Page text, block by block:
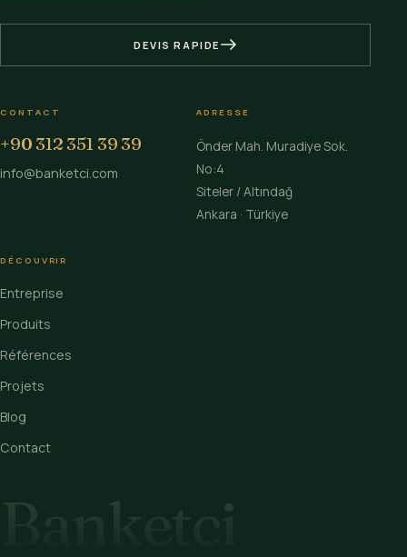
DEVIS RAPIDE
CONTACT
+90 312 351 39 39
info@banketci.com
ADRESSE
Önder Mah. Muradiye Sok.
No:4
Siteler / Altındağ
Ankara · Türkiye
DÉCOUVRIR
Entreprise
Produits
Références
Projets
Blog
Contact
Banketçi